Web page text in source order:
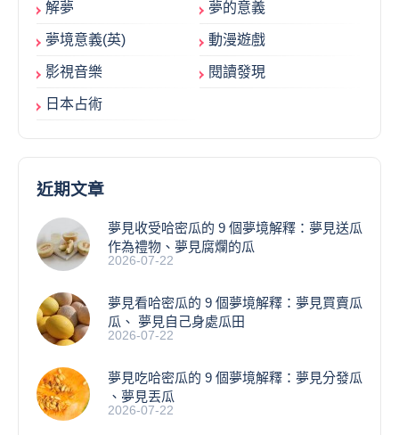
解夢 夢的意義
夢境意義(英) 動漫遊戲
影視音樂 閱讀發現
日本占術
近期文章
夢見收受哈密瓜的 9 個夢境解釋：夢見送瓜
作為禮物、夢見腐爛的瓜
2026-07-22
夢見看哈密瓜的 9 個夢境解釋：夢見買賣瓜
瓜、 夢見自己身處瓜田
2026-07-22
夢見吃哈密瓜的 9 個夢境解釋：夢見分發瓜
、夢見丟瓜
2026-07-22